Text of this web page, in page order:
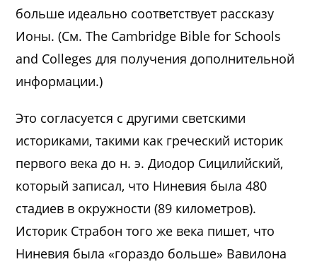
больше идеально соответствует рассказу
Ионы. (См. The Cambridge Bible for Schools
and Colleges для получения дополнительной
информации.)
Это согласуется с другими светскими
историками, такими как греческий историк
первого века до н. э. Диодор Сицилийский,
который записал, что Ниневия была 480
стадиев в окружности (89 километров).
Историк Страбон того же века пишет, что
Ниневия была «гораздо больше» Вавилона